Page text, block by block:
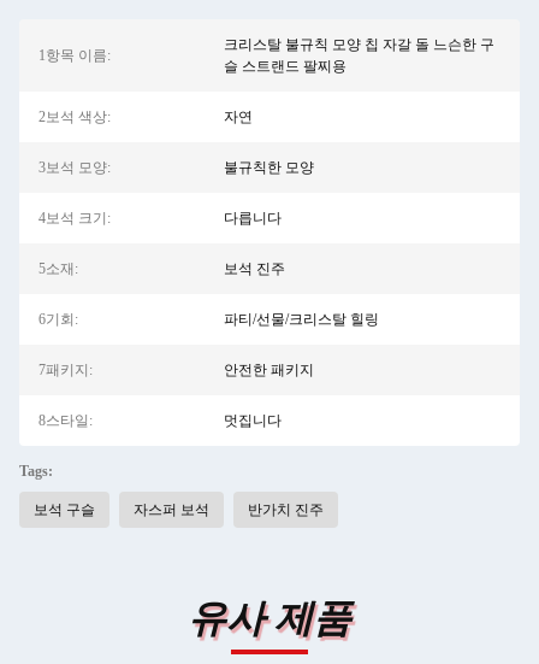
1항목 이름:
크리스탈 불규칙 모양 칩 자갈 돌 느슨한 구
슬 스트랜드 팔찌용
2보석 색상: 자연
3보석 모양: 불규칙한 모양
4보석 크기: 다릅니다
5소재: 보석 진주
6기회: 파티/선물/크리스탈 힐링
7패키지: 안전한 패키지
8스타일: 멋집니다
Tags:
보석 구슬 자스퍼 보석 반가치 진주
유사 제품